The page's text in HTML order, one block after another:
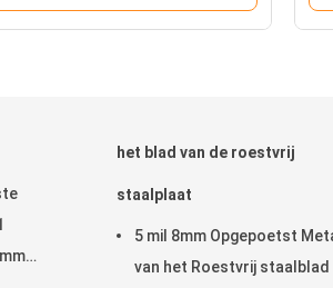
het blad van de roestvrij
staalplaat
5 mil 8mm Opgepoetst
van het Roestvrij staalblad